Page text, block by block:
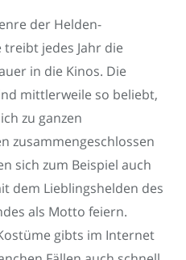
der Helden-
jedes Jahr die
in die Kinos. Die
mittlerweile so beliebt,
zu ganzen
zusammengeschlossen
sich zum Beispiel auch
dem Lieblingshelden des
als Motto feiern.
gibts im Internet